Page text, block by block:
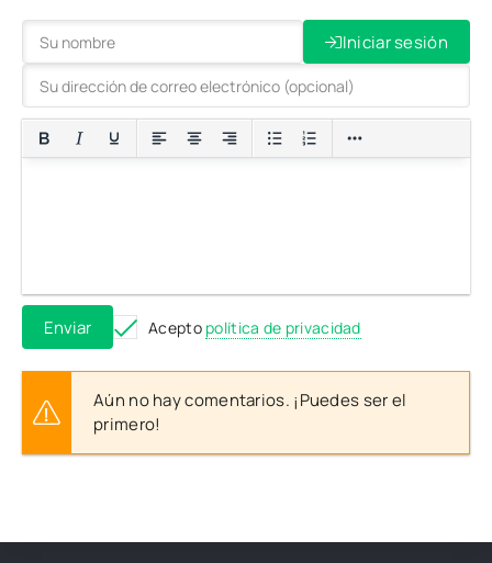
Iniciar sesión
Enviar Acepto política de privacidad
Aún no hay comentarios. ¡Puedes ser el
primero!